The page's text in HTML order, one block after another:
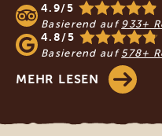
4.9/5
Basierend auf 933+
4.8/5
Basierend auf 578+
MEHR LESEN